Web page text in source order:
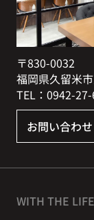
〒830-0032
福岡県久留米
TEL：0942-
お問い合わせ
WITH THE LIFE